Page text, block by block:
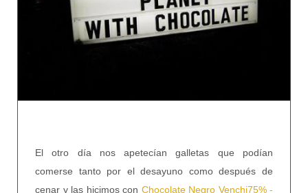
El otro día nos apetecían galletas que podían
comerse tanto por el desayuno como después de
cenar y las hicimos con Chocolate Negro Venchi75% -